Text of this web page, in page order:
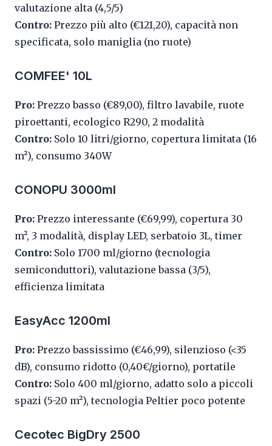
valutazione alta (4,5/5)
Contro: Prezzo più alto (€121,20), capacità non
specificata, solo maniglia (no ruote)
COMFEE' 10L
Pro: Prezzo basso (€89,00), filtro lavabile, ruote
piroettanti, ecologico R290, 2 modalità
Contro: Solo 10 litri/giorno, copertura limitata (16
m²), consumo 340W
CONOPU 3000ml
Pro: Prezzo interessante (€69,99), copertura 30
m², 3 modalità, display LED, serbatoio 3L, timer
Contro: Solo 1700 ml/giorno (tecnologia
semiconduttori), valutazione bassa (3/5),
efficienza limitata
EasyAcc 1200ml
Pro: Prezzo bassissimo (€46,99), silenzioso (<35
dB), consumo ridotto (0,40€/giorno), portatile
Contro: Solo 400 ml/giorno, adatto solo a piccoli
spazi (5-20 m²), tecnologia Peltier poco potente
Cecotec BigDry 2500